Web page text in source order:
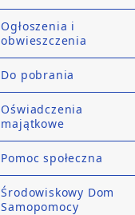
Ogłoszenia i
obwieszczenia
Do pobrania
Oświadczenia
majątkowe
Pomoc społeczna
Środowiskowy Dom
Samopomocy